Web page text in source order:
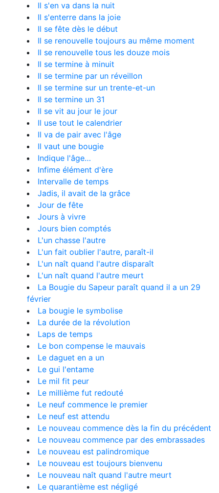
Il s'en va dans la nuit
Il s'enterre dans la joie
Il se fête dès le début
Il se renouvelle toujours au même moment
Il se renouvelle tous les douze mois
Il se termine à minuit
Il se termine par un réveillon
Il se termine sur un trente-et-un
Il se termine un 31
Il se vit au jour le jour
Il use tout le calendrier
Il va de pair avec l'âge
Il vaut une bougie
Indique l'âge…
Infime élément d'ère
Intervalle de temps
Jadis, il avait de la grâce
Jour de fête
Jours à vivre
Jours bien comptés
L'un chasse l'autre
L'un fait oublier l'autre, paraît-il
L'un naît quand l'autre disparaît
L'un naît quand l'autre meurt
La Bougie du Sapeur paraît quand il a un 29
février
La bougie le symbolise
La durée de la révolution
Laps de temps
Le bon compense le mauvais
Le daguet en a un
Le gui l'entame
Le mil fit peur
Le millième fut redouté
Le neuf commence le premier
Le neuf est attendu
Le nouveau commence dès la fin du précédent
Le nouveau commence par des embrassades
Le nouveau est palindromique
Le nouveau est toujours bienvenu
Le nouveau naît quand l'autre meurt
Le quarantième est négligé